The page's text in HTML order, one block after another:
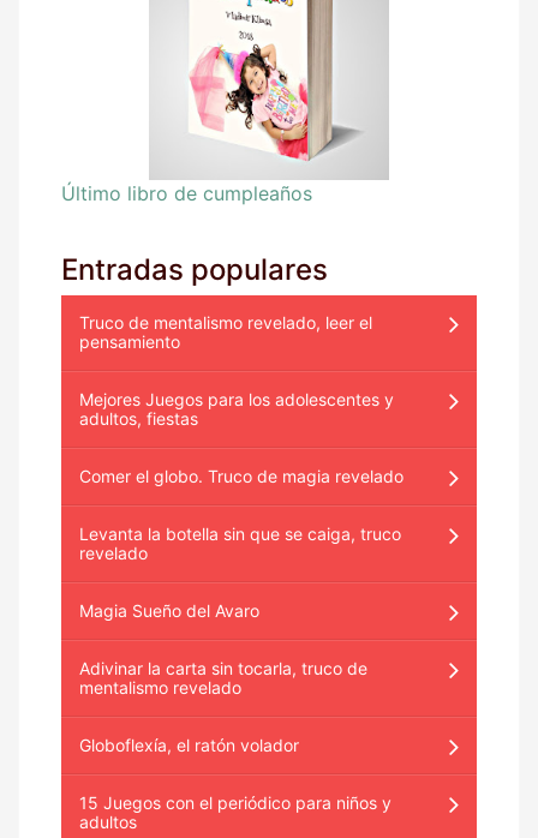
Último libro de cumpleaños
Entradas populares
Truco de mentalismo revelado, leer el
pensamiento
Mejores Juegos para los adolescentes y
adultos, fiestas
Comer el globo. Truco de magia revelado
Levanta la botella sin que se caiga, truco
revelado
Magia Sueño del Avaro
Adivinar la carta sin tocarla, truco de
mentalismo revelado
Globoflexía, el ratón volador
15 Juegos con el periódico para niños y
adultos